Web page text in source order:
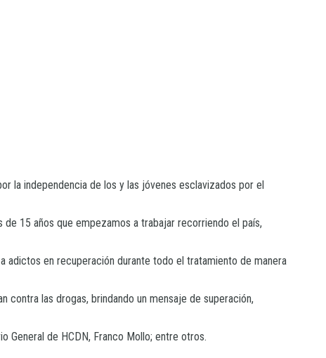
la independencia de los y las jóvenes esclavizados por el
15 años que empezamos a trabajar recorriendo el país,
adictos en recuperación durante todo el tratamiento de manera
las drogas, brindando un mensaje de superación,
General de HCDN, Franco Mollo; entre otros.